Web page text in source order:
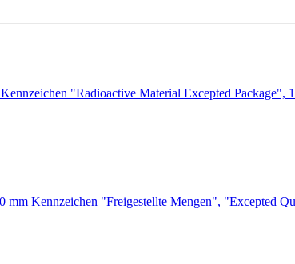
Kennzeichen "Radioactive Material Excepted Package",
Kennzeichen "Freigestellte Mengen", "Excepted